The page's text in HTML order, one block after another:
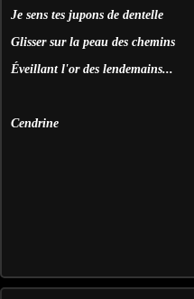
Je sens tes jupons de dentelle
Glisser sur la peau des chemins
Éveillant l'or des lendemains...
Cendrine